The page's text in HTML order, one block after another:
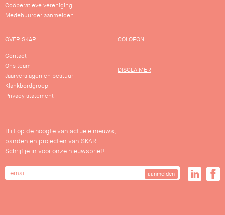
Coöperatieve vereniging
Medehuurder aanmelden
OVER SKAR
Contact
Ons team
Jaarverslagen en bestuur
Klankbordgroep
Privacy statement
COLOFON
DISCLAIMER
Blijf op de hoogte van actuele nieuws,
panden en projecten van SKAR.
Schrijf je in voor onze nieuwsbrief!